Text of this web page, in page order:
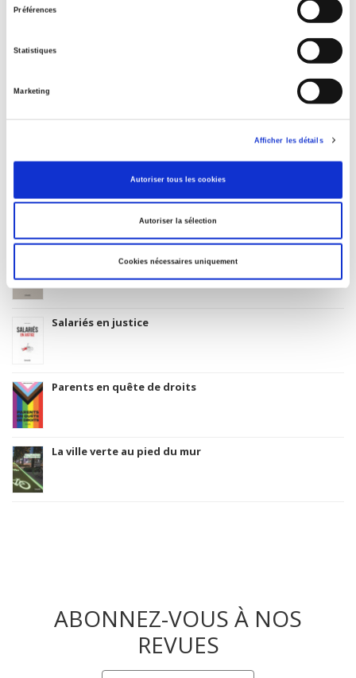
Préférences
Statistiques
Marketing
Afficher les détails
Autoriser tous les cookies
Autoriser la sélection
Cookies nécessaires uniquement
Code publique Onix
CLIL (Version 2013-2019 )
Date de première publication du titre
La mutation climatique
Salariés en justice
Parents en quête de droits
La ville verte au pied du mur
ABONNEZ-VOUS À NOS
REVUES